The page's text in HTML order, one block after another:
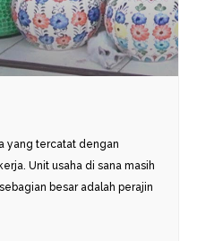
yang tercatat dengan
Unit usaha di sana masih
besar adalah perajin